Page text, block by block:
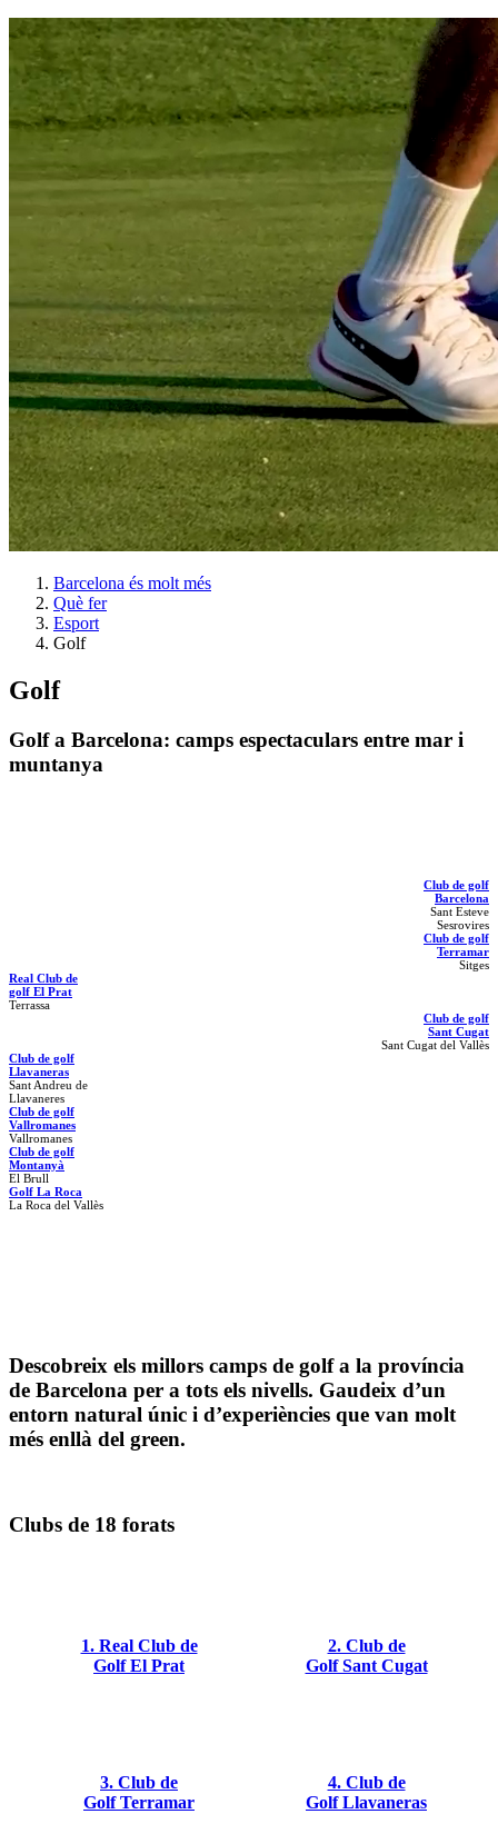
Barcelona és molt més
Què fer
Esport
Golf
Golf
Golf a Barcelona: camps espectaculars entre mar i
muntanya
Club de golf
Barcelona
Sant Esteve
Sesrovires
Club de golf
Terramar
Sitges
Real Club de
golf El Prat
Terrassa
Club de golf
Sant Cugat
Sant Cugat del Vallès
Club de golf
Llavaneras
Sant Andreu de
Llavaneres
Club de golf
Vallromanes
Vallromanes
Club de golf
Montanyà
El Brull
Golf La Roca
La Roca del Vallès
Descobreix els millors camps de golf a la província
de Barcelona per a tots els nivells. Gaudeix d’un
entorn natural únic i d’experiències que van molt
més enllà del green.
Clubs de 18 forats
1. Real Club de
Golf El Prat
2. Club de
Golf Sant Cugat
3. Club de
Golf Terramar
4. Club de
Golf Llavaneras